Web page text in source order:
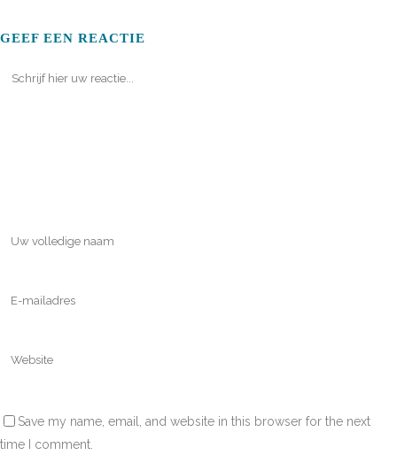
GEEF EEN REACTIE
Save my name, email, and website in this browser for the next
time I comment.